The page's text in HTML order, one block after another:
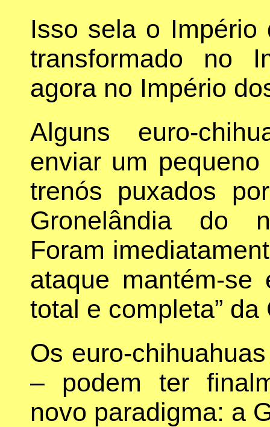
Isso sela o Império
transformado no
agora no Império
Alguns euro-
enviar um
trenós puxados
Gronelândia do
Foram
ataque mantém-
total e completa”
Os euro-
– podem ter
novo paradigma: a